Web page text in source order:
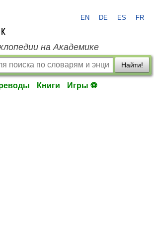
EN DE ES FR
на Академике
Найти!
Книги Игры ⚽